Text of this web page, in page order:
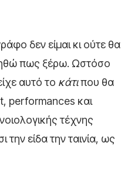
δεν είμαι κι ούτε θα
πως ξέρω. Ωστόσο
αυτό το κάτιπου θα
performances και
τέχνης
την είδα την ταινία, ως